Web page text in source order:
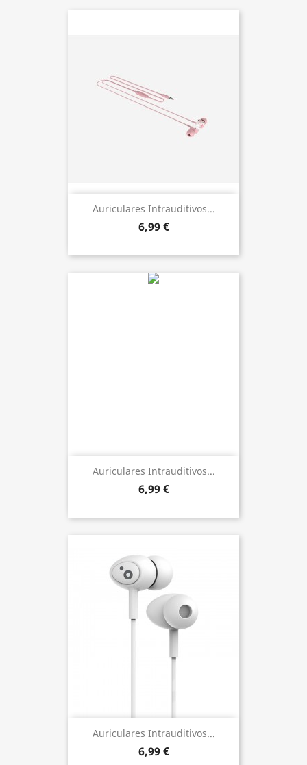
Auriculares Intrauditivos...
6,99 €
Auriculares Intrauditivos...
6,99 €
Auriculares Intrauditivos...
6,99 €